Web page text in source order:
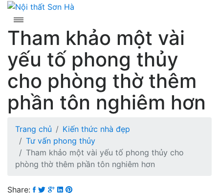
Skip
content
Tham khảo một vài
yếu tố phong thủy
cho phòng thờ thêm
phần tôn nghiêm hơn
Trang chủ
Kiến thức nhà đẹp
Tư vấn phong thủy
Tham khảo một vài yếu tố phong thủy cho
phòng thờ thêm phần tôn nghiêm hơn
Share: